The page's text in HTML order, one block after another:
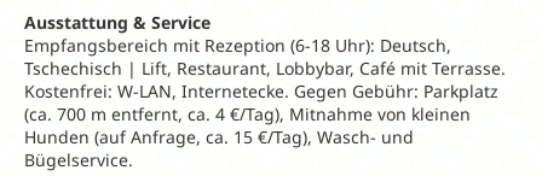
Ausstattung & Service
Empfangsbereich mit Rezeption (6-18 Uhr): Deutsch,
Tschechisch | Lift, Restaurant, Lobbybar, Café mit Terrasse.
Kostenfrei: W-LAN, Internetecke. Gegen Gebühr: Parkplatz
(ca. 700 m entfernt, ca. 4 €/Tag), Mitnahme von kleinen
Hunden (auf Anfrage, ca. 15 €/Tag), Wasch- und
Bügelservice.